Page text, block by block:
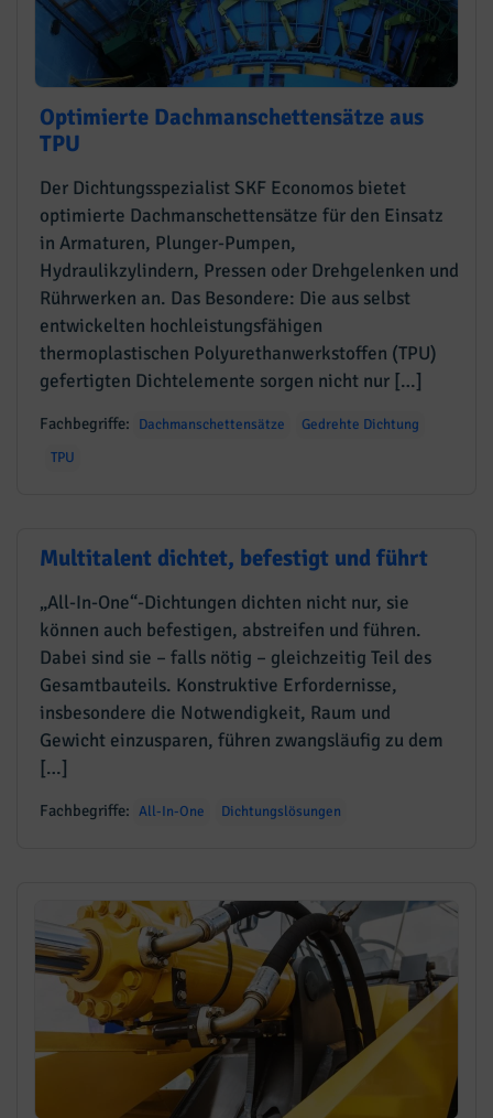
Optimierte Dachmanschettensätze aus
TPU
Der Dichtungsspezialist SKF Economos bietet
optimierte Dachmanschettensätze für den Einsatz
in Armaturen, Plunger-Pumpen,
Hydraulikzylindern, Pressen oder Drehgelenken und
Rührwerken an. Das Besondere: Die aus selbst
entwickelten hochleistungsfähigen
thermoplastischen Polyurethanwerkstoffen (TPU)
gefertigten Dichtelemente sorgen nicht nur […]
Fachbegriffe: Dachmanschettensätze
Gedrehte Dichtung
TPU
Multitalent dichtet, befestigt und führt
„All-In-One“-Dichtungen dichten nicht nur, sie
können auch befestigen, abstreifen und führen.
Dabei sind sie – falls nötig – gleichzeitig Teil des
Gesamtbauteils. Konstruktive Erfordernisse,
insbesondere die Notwendigkeit, Raum und
Gewicht einzusparen, führen zwangsläufig zu dem
[…]
Fachbegriffe: All-In-One Dichtungslösungen